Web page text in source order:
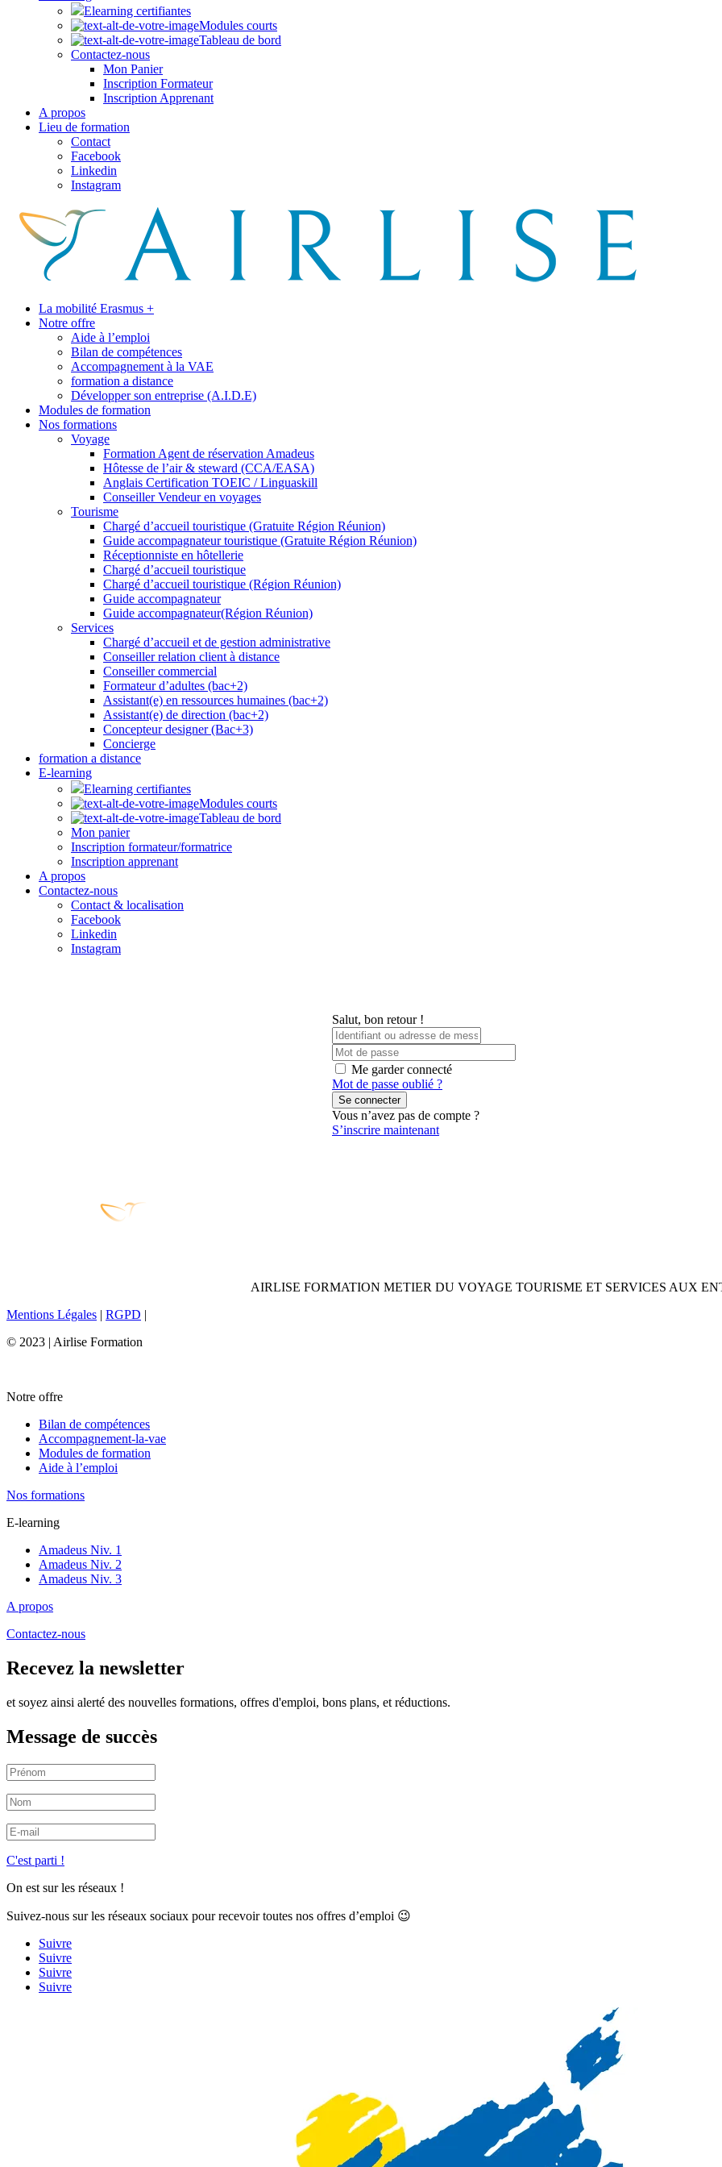
Elearning certifiantes
Modules courts
Tableau de bord
Contactez-nous
Mon Panier
Inscription Formateur
Inscription Apprenant
A propos
Lieu de formation
Contact
Facebook
Linkedin
Instagram
La mobilité Erasmus +
Notre offre
Aide à l’emploi
Bilan de compétences
Accompagnement à la VAE
formation a distance
Développer son entreprise (A.I.D.E)
Modules de formation
Nos formations
Voyage
Formation Agent de réservation Amadeus
Hôtesse de l’air & steward (CCA/EASA)
Anglais Certification TOEIC / Linguaskill
Conseiller Vendeur en voyages
Tourisme
Chargé d’accueil touristique (Gratuite Région Réunion)
Guide accompagnateur touristique (Gratuite Région Réunion)
Réceptionniste en hôtellerie
Chargé d’accueil touristique
Chargé d’accueil touristique (Région Réunion)
Guide accompagnateur
Guide accompagnateur(Région Réunion)
Services
Chargé d’accueil et de gestion administrative
Conseiller relation client à distance
Conseiller commercial
Formateur d’adultes (bac+2)
Assistant(e) en ressources humaines (bac+2)
Assistant(e) de direction (bac+2)
Concepteur designer (Bac+3)
Concierge
formation a distance
E-learning
Elearning certifiantes
Modules courts
Tableau de bord
Mon panier
Inscription formateur/formatrice
Inscription apprenant
A propos
Contactez-nous
Contact & localisation
Facebook
Linkedin
Instagram
Salut, bon retour !
Me garder connecté
Mot de passe oublié ?
Se connecter
Vous n’avez pas de compte ?
S’inscrire maintenant
AIRLISE FORMATION METIER DU VOYAGE TOURISME ET SERVICES AUX
Mentions Légales | RGPD |
© 2023 | Airlise Formation
Notre offre
Bilan de compétences
Accompagnement-la-vae
Modules de formation
Aide à l’emploi
Nos formations
E-learning
Amadeus Niv. 1
Amadeus Niv. 2
Amadeus Niv. 3
A propos
Contactez-nous
Recevez la newsletter
et soyez ainsi alerté des nouvelles formations, offres d'emploi, bons plans, et réductions.
Message de succès
C'est parti !
On est sur les réseaux !
Suivez-nous sur les réseaux sociaux pour recevoir toutes nos offres d’emploi 😉
Suivre
Suivre
Suivre
Suivre